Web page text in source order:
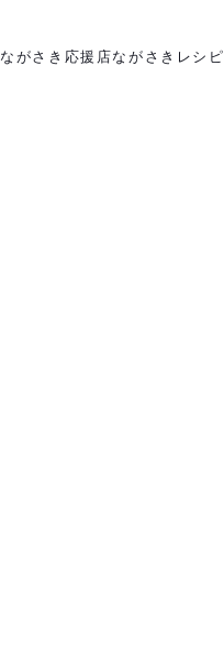
ながさき応援店ながさきレシピ